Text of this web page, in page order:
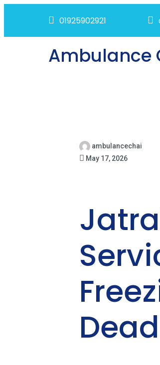
01925902921
Ambulance
ambulancechai
May 17, 2026